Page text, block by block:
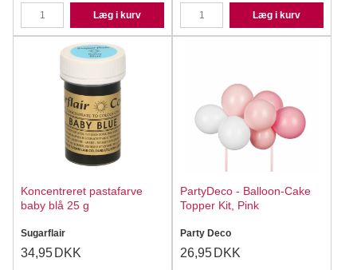
Læg i kurv Læg i kurv
Koncentreret pastafarve
baby blå 25 g
Sugarflair
34,95 DKK
PartyDeco - Balloon-Cake
Topper Kit, Pink
Party Deco
26,95 DKK